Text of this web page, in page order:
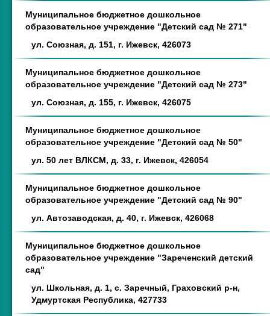
Муниципальное бюджетное дошкольное
образовательное учреждение "Детский сад № 271"
ул. Союзная, д. 151, г. Ижевск, 426073
Муниципальное бюджетное дошкольное
образовательное учреждение "Детский сад № 273"
ул. Союзная, д. 155, г. Ижевск, 426075
Муниципальное бюджетное дошкольное
образовательное учреждение "Детский сад № 50"
ул. 50 лет ВЛКСМ, д. 33, г. Ижевск, 426054
Муниципальное бюджетное дошкольное
образовательное учреждение "Детский сад № 90"
ул. Автозаводская, д. 40, г. Ижевск, 426068
Муниципальное бюджетное дошкольное
образовательное учреждение "Зареченский детский
сад"
ул. Школьная, д. 1, с. Заречный, Граховский р-н,
Удмуртская Республика, 427733